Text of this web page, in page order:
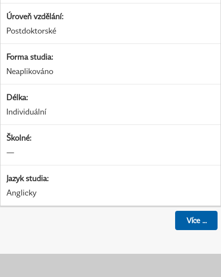
Úroveň vzdělání:
Postdoktorské
Forma studia:
Neaplikováno
Délka:
Individuální
Školné:
—
Jazyk studia:
Anglicky
Více...